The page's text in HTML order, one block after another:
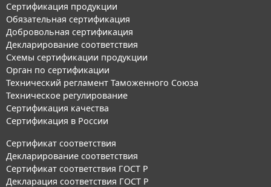
Сертификация продукции
Обязательная сертификация
Добровольная сертификация
Декларирование соответствия
Схемы сертификации продукции
Орган по сертификации
Технический регламент Таможенного Союза
Техническое регулирование
Сертификация качества
Сертификация в России
Сертификат соответствия
Декларирование соответствия
Сертификат соответствия ГОСТ Р
Декларация соответствия ГОСТ Р